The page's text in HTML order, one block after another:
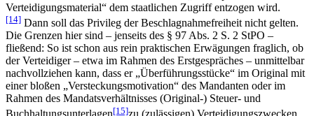
Verteidigungsmaterial“ dem staatlichen Zugriff entzogen wird.
[14] Dann soll das Privileg der Beschlagnahmefreiheit nicht gelten.
Die Grenzen hier sind – jenseits des § 97 Abs. 2 S. 2 StPO –
fließend: So ist schon aus rein praktischen Erwägungen fraglich, ob
der Verteidiger – etwa im Rahmen des Erstgespräches – unmittelbar
nachvollziehen kann, dass er „Überführungsstücke“ im Original mit
einer bloßen „Versteckungsmotivation“ des Mandanten oder im
Rahmen des Mandatsverhältnisses (Original-) Steuer- und
[15]